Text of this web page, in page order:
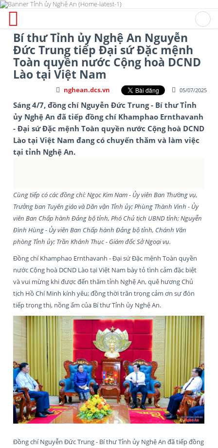
Bí thư Tỉnh ủy Nghệ An Nguyễn
Đức Trung tiếp Đại sứ Đặc mệnh
Toàn quyền nước Cộng hoà DCND
Lào tại Việt Nam
05/07/2025
nghean.dcs.vn
Sáng 4/7, đồng chí Nguyễn Đức Trung - Bí thư Tỉnh
ủy Nghệ An đã tiếp đồng chí Khamphao Ernthavanh
- Đại sứ Đặc mệnh Toàn quyền nước Cộng hoà DCND
Lào tại Việt Nam đang có chuyến thăm và làm việc
tại tỉnh Nghệ An.
Cùng tiếp có các đồng chí: Ngọc Kim Nam - Ủy viên Ban Thường vụ,
Trưởng ban Tuyên giáo và Dân vận Tỉnh ủy; Phùng Thành Vinh - Ủy
viên Ban Chấp hành Đảng bộ tỉnh, Phó Chủ tịch UBND tỉnh; Nguyễn
Đình Hùng - Ủy viên Ban Chấp hành Đảng bộ tỉnh, Chánh Văn
phòng Tỉnh ủy; Trần Khánh Thục - Giám đốc Sở Ngoại vụ.
Đồng chí Khamphao Ernthavanh - Đại sứ Đặc mệnh Toàn quyền
nước Cộng hoà DCND Lào tại Việt Nam bày tỏ tình cảm đặc biệt
và vui mừng khi được đến thăm tỉnh Nghệ An, quê hương Chủ
tịch Hồ Chí Minh kính yêu; đồng thời trân trọng cảm ơn sự đón
tiếp trọng thị, nồng ấm của Bí thư Tỉnh ủy Nghệ An.
Đồng chí Nguyễn Đức Trung - Bí thư Tỉnh ủy Nghệ An đã tiếp đồng